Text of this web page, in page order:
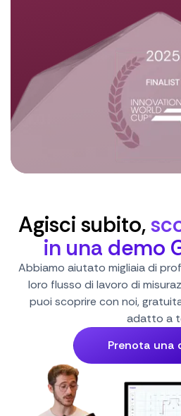
Agisci subito,
in una demo
Abbiamo aiutato migliaia di
loro flusso di lavoro di
puoi scoprire con noi,
adatto a
Prenota una